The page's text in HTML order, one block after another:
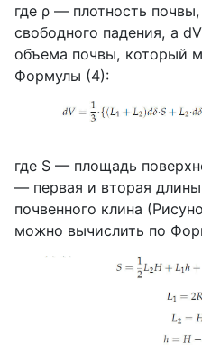
где ρ — плотность почвы,
свободного падения, а dV
объема почвы, который
Формулы (4):
где S — площадь
— первая и вторая
почвенного клина
можно вычислить по